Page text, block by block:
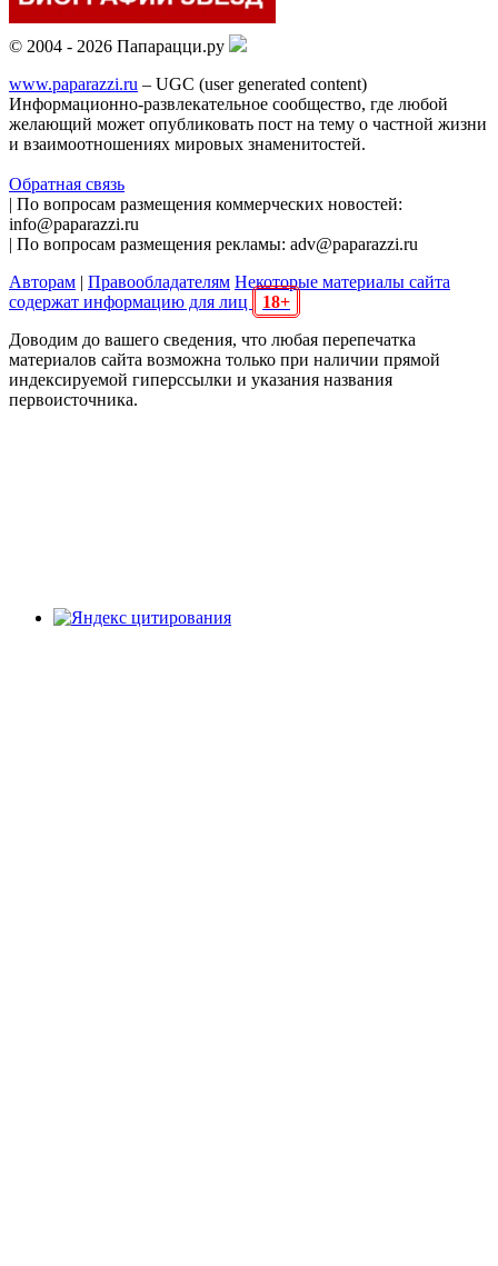
© 2004 - 2026 Папарацци.ру
www.paparazzi.ru – UGC (user generated content)
Информационно-развлекательное сообщество, где любой
желающий может опубликовать пост на тему о частной жизни
и взаимоотношениях мировых знаменитостей.
Обратная связь
| По вопросам размещения коммерческих новостей:
info@paparazzi.ru
| По вопросам размещения рекламы: adv@paparazzi.ru
Авторам | Правообладателям Некоторые материалы сайта
содержат информацию для лиц
18+
Доводим до вашего сведения, что любая перепечатка
материалов сайта возможна только при наличии прямой
индексируемой гиперссылки и указания названия
первоисточника.